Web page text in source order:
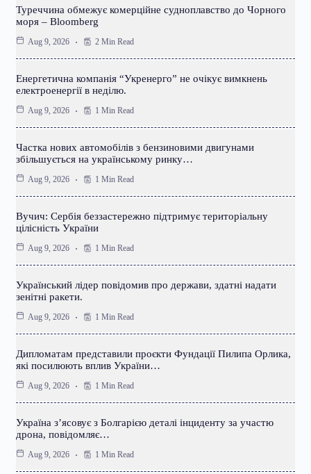
Туреччина обмежує комерційне судноплавство до Чорного
моря – Bloomberg
Aug 9, 2026 2 Min Read
Енергетична компанія “Укренерго” не очікує вимкнень
електроенергії в неділю.
Aug 9, 2026 1 Min Read
Частка нових автомобілів з бензиновими двигунами
збільшується на українському ринку…
Aug 9, 2026 1 Min Read
Вучич: Сербія беззастережно підтримує територіальну
цілісність України
Aug 9, 2026 1 Min Read
Український лідер повідомив про держави, здатні надати
зенітні ракети.
Aug 9, 2026 1 Min Read
Дипломатам представили проєкти Фундації Пилипа Орлика,
які посилюють вплив України…
Aug 9, 2026 1 Min Read
Україна з’ясовує з Болгарією деталі інциденту за участю
дрона, повідомляє…
Aug 9, 2026 1 Min Read